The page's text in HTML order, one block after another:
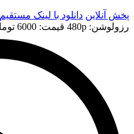
پخش آنلاین دانلود با لينک مستقيم
رزولوشن: 480p
قيمت: 6000 تومان